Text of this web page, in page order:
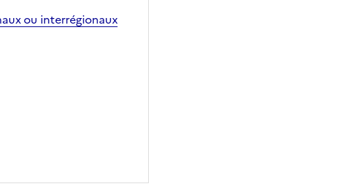
ou interrégionaux